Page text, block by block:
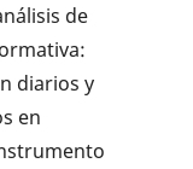
de
diarios y
en